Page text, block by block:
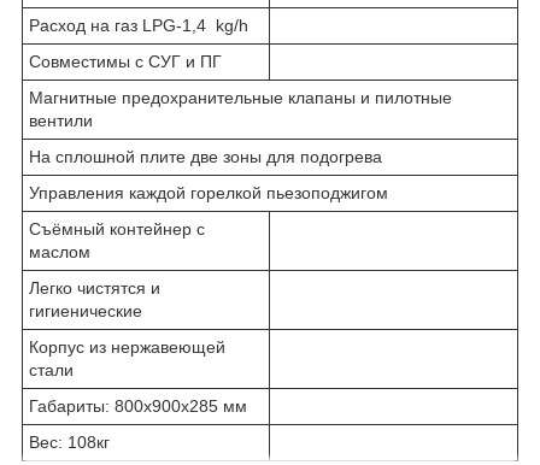
Расход на газ LPG-1,4 kg/h
Совместимы с СУГ и ПГ
Магнитные предохранительные клапаны и пилотные
вентили
На сплошной плите две зоны для подогрева
Управления каждой горелкой пьезоподжигом
Съёмный контейнер с
маслом
Легко чистятся и
гигиенические
Корпус из нержавеющей
стали
Габариты: 800x900x285 мм
Вес: 108кг